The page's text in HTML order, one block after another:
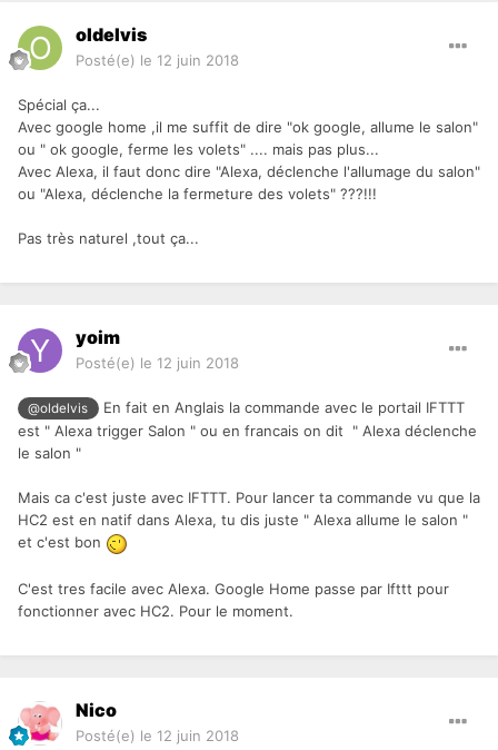
oldelvis
Posté(e) le 12 juin 2018
Spécial ça...
Avec google home ,il me suffit de dire "ok google, allume le salon"
ou " ok google, ferme les volets" .... mais pas plus...
Avec Alexa, il faut donc dire "Alexa, déclenche l'allumage du salon"
ou "Alexa, déclenche la fermeture des volets" ???!!!
Pas très naturel ,tout ça...
yoim
Posté(e) le 12 juin 2018
@oldelvis
En fait en Anglais la commande avec le portail IFTTT
est " Alexa trigger Salon " ou en francais on dit " Alexa déclenche
le salon "
Mais ca c'est juste avec IFTTT. Pour lancer ta commande vu que la
HC2 est en natif dans Alexa, tu dis juste " Alexa allume le salon "
et c'est bon
C'est tres facile avec Alexa. Google Home passe par Ifttt pour
fonctionner avec HC2. Pour le moment.
Nico
Posté(e) le 12 juin 2018